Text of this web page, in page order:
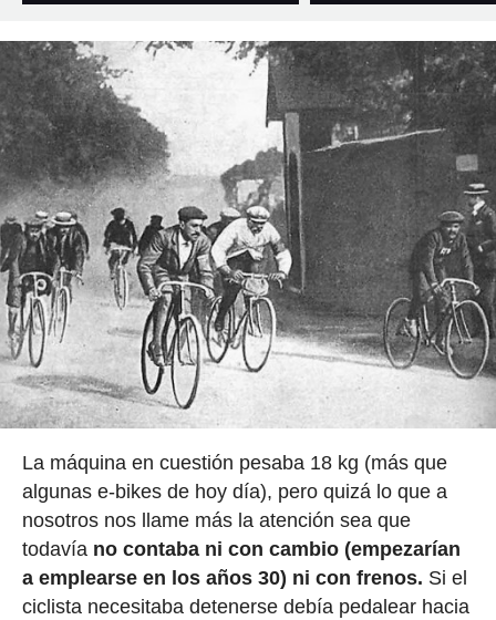
La máquina en cuestión pesaba 18 kg (más que
algunas e-bikes de hoy día), pero quizá lo que a
nosotros nos llame más la atención sea que
todavía no contaba ni con cambio (empezarían
a emplearse en los años 30) ni con frenos. Si el
ciclista necesitaba detenerse debía pedalear hacia